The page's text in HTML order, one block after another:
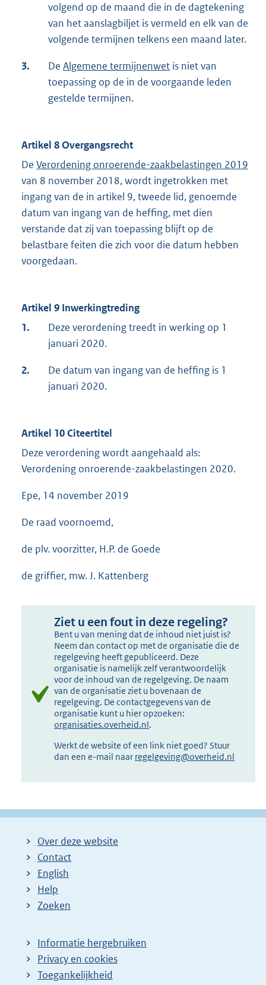
volgend op de maand die in de dagtekening
van het aanslagbiljet is vermeld en elk van de
volgende termijnen telkens een maand later.
3. De Algemene termijnenwet is niet van
toepassing op de in de voorgaande leden
gestelde termijnen.
Artikel 8 Overgangsrecht
De Verordening onroerende-zaakbelastingen 2019
van 8 november 2018, wordt ingetrokken met
ingang van de in artikel 9, tweede lid, genoemde
datum van ingang van de heffing, met dien
verstande dat zij van toepassing blijft op de
belastbare feiten die zich voor die datum hebben
voorgedaan.
Artikel 9 Inwerkingtreding
1.
Deze verordening treedt in werking op 1
januari 2020.
2.
De datum van ingang van de heffing is 1
januari 2020.
Artikel 10 Citeertitel
Deze verordening wordt aangehaald als:
Verordening onroerende-zaakbelastingen 2020.
Epe, 14 november 2019
De raad voornoemd,
de plv. voorzitter, H.P. de Goede
de griffier, mw. J. Kattenberg
Ziet u een fout in deze regeling?
Bent u van mening dat de inhoud niet juist is?
Neem dan contact op met de organisatie die de
regelgeving heeft gepubliceerd. Deze
organisatie is namelijk zelf verantwoordelijk
voor de inhoud van de regelgeving. De naam
van de organisatie ziet u bovenaan de
regelgeving. De contactgegevens van de
organisatie kunt u hier opzoeken:
organisaties.overheid.nl.
Werkt de website of een link niet goed? Stuur
dan een e-mail naar regelgeving@overheid.nl
Over deze website
Contact
English
Help
Zoeken
Informatie hergebruiken
Privacy en cookies
Toegankelijkheid